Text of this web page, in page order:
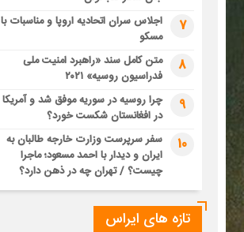
7
اجلاس سران اتحادیه اروپا و مناسبات با
مسکو
8
متن کامل سند «راهبرد امنیت ملی
فدراسیون روسیه» ۲۰۲۱
9
چرا روسیه در سوریه موفق شد و آمریکا
در افغانستان شکست خورد؟
10
سفر سرپرست وزارت خارجه طالبان به
ایران و دیدار با احمد مسعود؛ ماجرا
چیست؟ / تهران چه در ذهن دارد؟
تازه های ایراس